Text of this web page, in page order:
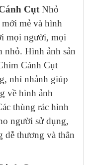
Cụt Nhỏ
mẻ và hình
mọi người, mọi
nhỏ. Hình ảnh sản
Cánh Cụt
nhí nhảnh giúp
về hình ảnh
thùng rác hình
người sử dụng,
dễ thương và thân